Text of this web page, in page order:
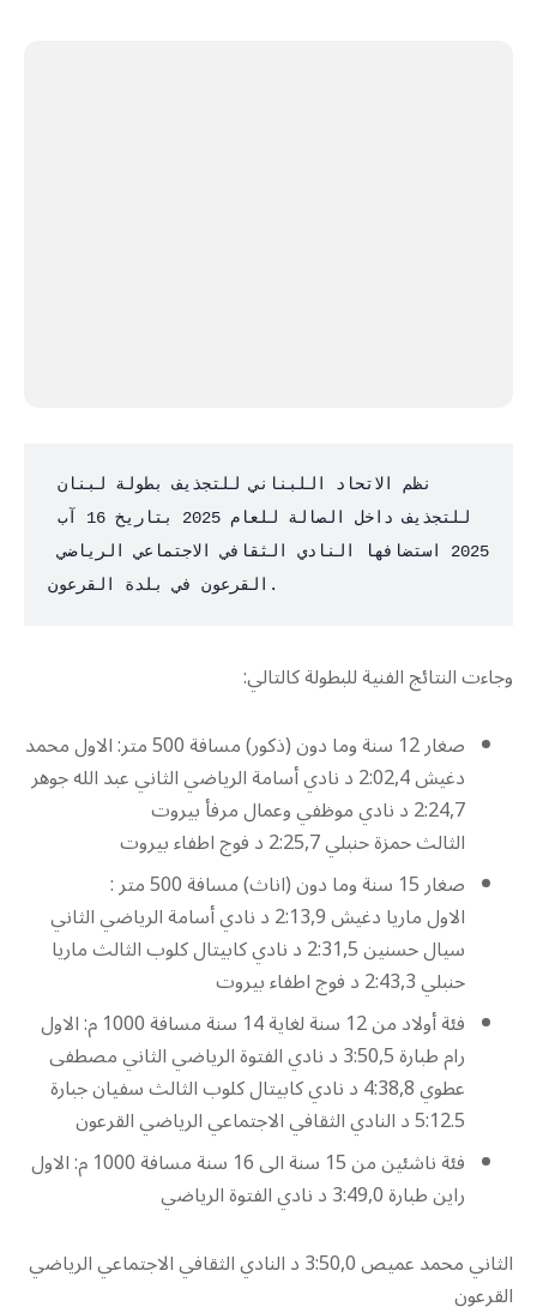
2025 استضافها النادي الثقافي الاجتماعي الرياضي
القرعون في بلدة القرعون.
وجاءت النتائج الفنية للبطولة كالتالي:
صغار 12 سنة وما دون (ذكور) مسافة 500 متر: الاول محمد
دغيش 2:02,4 د نادي أسامة الرياضي الثاني عبد الله جوهر
2:24,7 د نادي موظفي وعمال مرفأ بيروت
الثالث حمزة حنبلي 2:25,7 د فوج اطفاء بيروت
صغار 15 سنة وما دون (اناث) مسافة 500 متر :
الاول ماريا دغيش 2:13,9 د نادي أسامة الرياضي الثاني
سيال حسنين 2:31,5 د نادي كابيتال كلوب الثالث ماريا
حنبلي 2:43,3 د فوج اطفاء بيروت
فئة أولاد من 12 سنة لغاية 14 سنة مسافة 1000 م: الاول
رام طبارة 3:50,5 د نادي الفتوة الرياضي الثاني مصطفى
عطوي 4:38,8 د نادي كابيتال كلوب الثالث سفيان جبارة
5:12.5 د النادي الثقافي الاجتماعي الرياضي القرعون
فئة ناشئين من 15 سنة الى 16 سنة مسافة 1000 م: الاول
راين طبارة 3:49,0 د نادي الفتوة الرياضي
الثاني محمد عميص 3:50,0 د النادي الثقافي الاجتماعي الرياضي
القرعون